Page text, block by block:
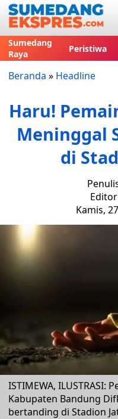
Sumedang
Raya
Peristiwa
Beranda » Headline
Haru!
Meninggal
di
Kamis,
ISTIMEWA, ILUSTRASI:
Kabupaten Bandung
bertanding di Stadion